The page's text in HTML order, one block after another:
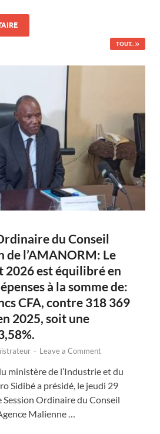
TOUT..
du Conseil
de l’AMANORM: Le
2026 est équilibré en
à la somme de:
CFA, contre 318 369
2025, soit une
- Leave a Comment
ministère de l’Industrie et du
Sidibé a présidé, le jeudi 29
Session Ordinaire du Conseil
Malienne …